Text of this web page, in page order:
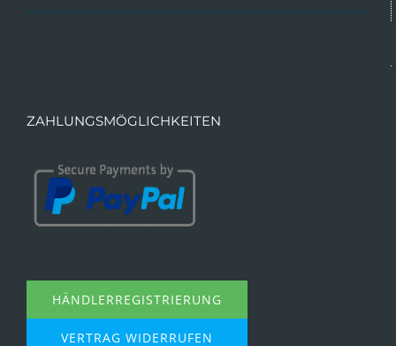
ZAHLUNGSMÖGLICHKEITEN
HÄNDLERREGISTRIERUNG
VERTRAG WIDERRUFEN